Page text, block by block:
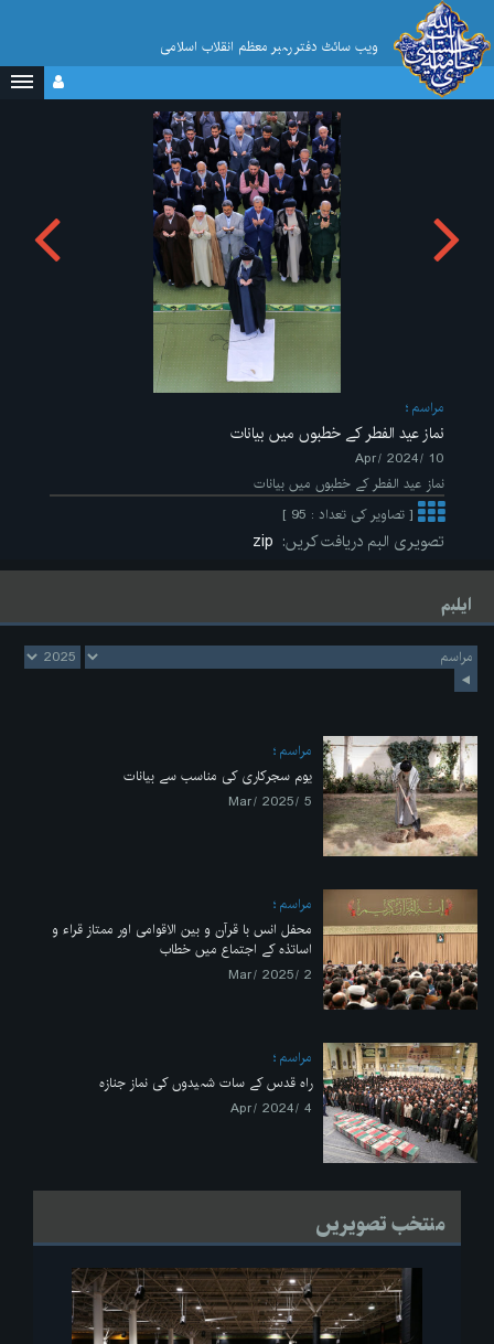
ویب سائٹ دفتر رہبر معظم انقلاب اسلامی
مراسم
نماز عید الفطر کے خطبوں میں بیانات
10 /Apr/ 2024
نماز عید الفطر کے خطبوں میں بیانات
[ تصاویر کی تعداد : 95 ]
تصویری البم دریافت کریں:
ایلبم
مراسم
یوم سجرکاری کی مناسب سے بیانات
5 /Mar/ 2025
مراسم
محفل انس با قرآن و بین الاقوامی اور ممتاز قراء و
اساتذہ کے اجتماع میں خطاب
2 /Mar/ 2025
مراسم
راہ قدس کے سات شہیدوں کی نماز جنازہ
4 /Apr/ 2024
منتخب تصویریں